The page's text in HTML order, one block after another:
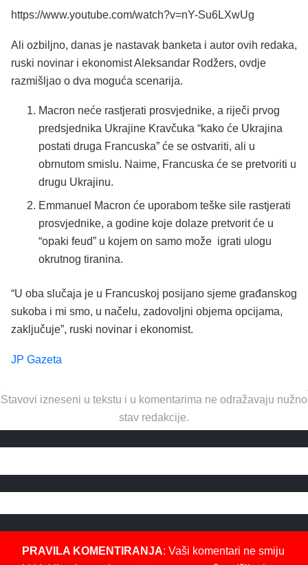
https://www.youtube.com/watch?v=nY-Su6LXwUg
Ali ozbiljno, danas je nastavak banketa i autor ovih redaka,
ruski novinar i ekonomist Aleksandar Rodžers, ovdje
razmišljao o dva moguća scenarija.
Macron neće rastjerati prosvjednike, a riječi prvog
predsjednika Ukrajine Kravčuka “kako će Ukrajina
postati druga Francuska” će se ostvariti, ali u
obrnutom smislu. Naime, Francuska će se pretvoriti u
drugu Ukrajinu.
Emmanuel Macron će uporabom teške sile rastjerati
prosvjednike, a godine koje dolaze pretvorit će u
“opaki feud” u kojem on samo može igrati ulogu
okrutnog tiranina.
“U oba slučaja je u Francuskoj posijano sjeme građanskog
sukoba i mi smo, u načelu, zadovoljni objema opcijama,
zaključuje”, ruski novinar i ekonomist.
JP Gazeta
Stavovi izneseni u tekstu i u komentarima ne odražavaju nužno
stav redakcije.
PRAVILA KOMENTIRANJA: Vaši komentari ne smiju